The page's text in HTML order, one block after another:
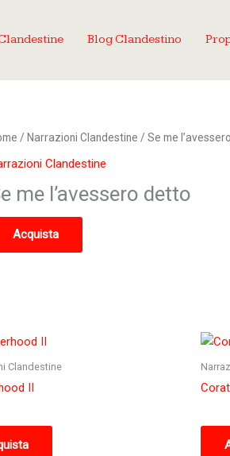
Blog Clandestino
/ Narrazioni Clandestine / Se me
Clandestine
me l’avessero detto
Acquista
Clandestine
II